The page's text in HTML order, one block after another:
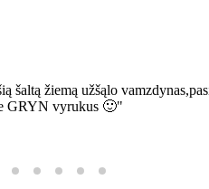
žiemą užšąlo
GRYN vyrukus 🙂"